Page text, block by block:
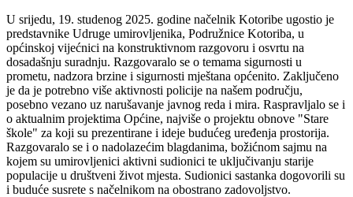
U srijedu, 19. studenog 2025. godine načelnik Kotoribe ugostio je
predstavnike Udruge umirovljenika, Podružnice Kotoriba, u
općinskoj vijećnici na konstruktivnom razgovoru i osvrtu na
dosadašnju suradnju. Razgovaralo se o temama sigurnosti u
prometu, nadzora brzine i sigurnosti mještana općenito. Zaključeno
je da je potrebno više aktivnosti policije na našem području,
posebno vezano uz narušavanje javnog reda i mira. Raspravljalo se i
o aktualnim projektima Općine, najviše o projektu obnove "Stare
škole" za koji su prezentirane i ideje budućeg uređenja prostorija.
Razgovaralo se i o nadolazećim blagdanima, božićnom sajmu na
kojem su umirovljenici aktivni sudionici te uključivanju starije
populacije u društveni život mjesta. Sudionici sastanka dogovorili su
i buduće susrete s načelnikom na obostrano zadovoljstvo.